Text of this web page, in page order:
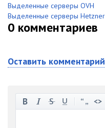
Выделенные серверы OVH
Выделенные серверы Hetzner
0 комментариев
Оставить комментарий